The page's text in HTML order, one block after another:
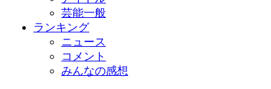
芸能一般
ランキング
ニュース
コメント
みんなの感想